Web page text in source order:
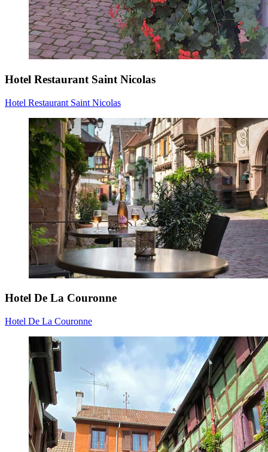
Hotel Restaurant Saint Nicolas
Hotel Restaurant Saint Nicolas
Hotel De La Couronne
Hotel De La Couronne